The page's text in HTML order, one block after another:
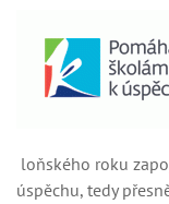
loňského roku
úspěchu, tedy